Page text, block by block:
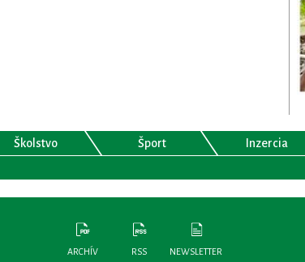
Školstvo Šport Inzercia
ARCHÍV RSS NEWSLETTER